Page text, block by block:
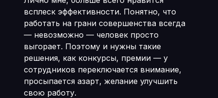
всплеск эффективности. Понятно, что
работать на грани совершенства всегда
— невозможно — человек просто
выгорает. Поэтому и нужны такие
решения, как конкурсы, премии — у
сотрудников переключается внимание,
просыпается азарт, желание улучшить
свою работу.